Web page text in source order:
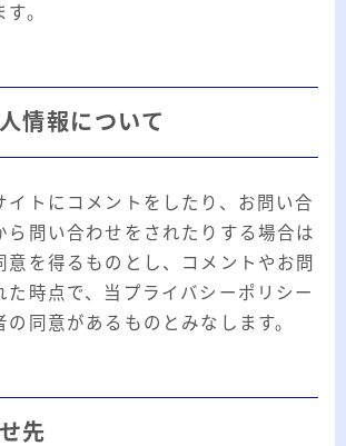
。
情報について
イトにコメントをしたり、お問い合
ら問い合わせをされたりする場合は
意を得るものとし、コメントやお問
た時点で、当プライバシーポリシー
の同意があるものとみなします。
先